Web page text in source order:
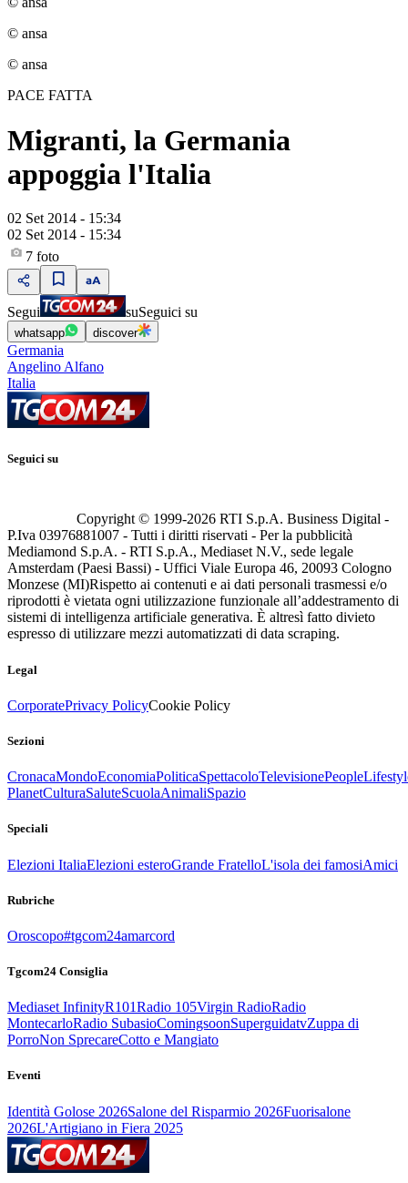
© ansa
© ansa
PACE FATTA
Migranti, la Germania
appoggia l'Italia
02 Set 2014 - 15:34
02 Set 2014 - 15:34
7 foto
Segui suSeguici su
whatsapp discover
Germania
Angelino Alfano
Italia
Seguici su
Copyright © 1999-2026 RTI S.p.A. Business Digital -
P.Iva 03976881007 - Tutti i diritti riservati - Per la pubblicità
Mediamond S.p.A. - RTI S.p.A., Mediaset N.V., sede legale
Amsterdam (Paesi Bassi) - Uffici Viale Europa 46, 20093 Cologno
Monzese (MI)Rispetto ai contenuti e ai dati personali trasmessi e/o
riprodotti è vietata ogni utilizzazione funzionale all’addestramento di
sistemi di intelligenza artificiale generativa. È altresì fatto divieto
espresso di utilizzare mezzi automatizzati di data scraping.
Legal
CorporatePrivacy PolicyCookie Policy
Sezioni
CronacaMondoEconomiaPoliticaSpettacoloTelevisionePeople
PlanetCulturaSaluteScuolaAnimaliSpazio
Speciali
Elezioni ItaliaElezioni esteroGrande FratelloL'isola dei famosiAmici
Rubriche
Oroscopo#tgcom24amarcord
Tgcom24 Consiglia
Mediaset InfinityR101Radio 105Virgin RadioRadio
MontecarloRadio SubasioComingsoonSuperguidatvZuppa di
PorroNon SprecareCotto e Mangiato
Eventi
Identità Golose 2026Salone del Risparmio 2026Fuorisalone
2026L'Artigiano in Fiera 2025